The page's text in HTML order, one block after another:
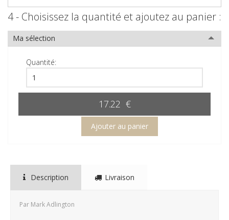
4 - Choisissez la quantité et ajoutez au panier :
Ma sélection
Quantité:
17.22 €
Description Livraison
Par Mark Adlington